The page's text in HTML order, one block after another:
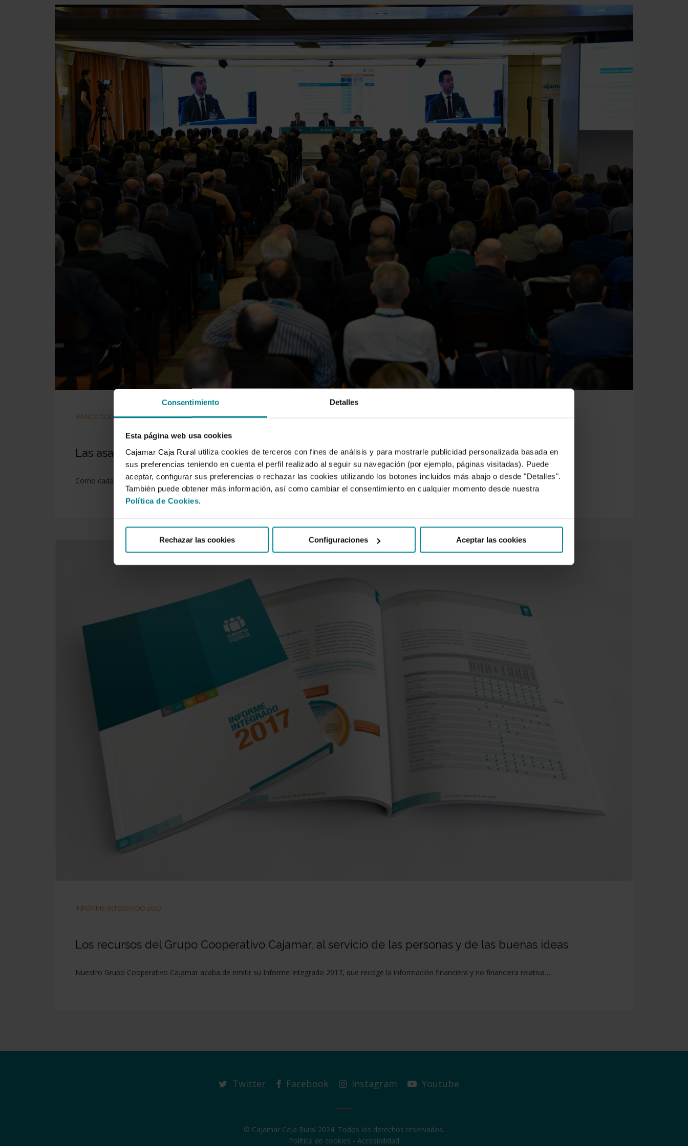
Consentimiento Detalles
Esta página web usa cookies
Cajamar Caja Rural utiliza cookies de terceros con fines de análisis y para mostrarle publicidad personalizada basada en
sus preferencias teniendo en cuenta el perfil realizado al seguir su navegación (por ejemplo, páginas visitadas). Puede
aceptar, configurar sus preferencias o rechazar las cookies utilizando los botones incluidos más abajo o desde "Detalles".
También puede obtener más información, así como cambiar el consentimiento en cualquier momento desde nuestra
Política de Cookies.
Rechazar las cookies Configuraciones Aceptar las cookies
Presiona enter para buscar o ESC para cerrar
BANCA COOPERATIVA
Las asambleas generales refuerzan la dimensión social de nuestro modelo de hacer banca
Como cada año, entre los meses de abril y junio, las 19 cajas rurales adheridas en el Grupo Cooperativo Cajamar…
INFORME INTEGRADO 2017
Los recursos del Grupo Cooperativo Cajamar, al servicio de las personas y de las buenas ideas
Nuestro Grupo Cooperativo Cajamar acaba de emitir su Informe Integrado 2017, que recoge la información financiera y no financiera relativa…
Twitter Facebook Instagram Youtube
© Cajamar Caja Rural 2024. Todos los derechos reservados.
Política de cookies - Accesibilidad